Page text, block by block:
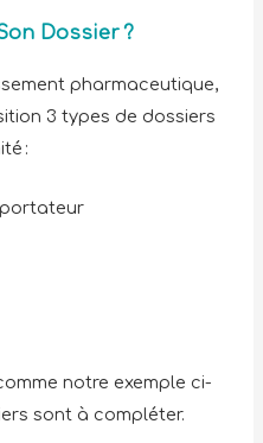
Dossier ?
pharmaceutique,
3 types de dossiers
:
notre exemple ci-
sont à compléter.